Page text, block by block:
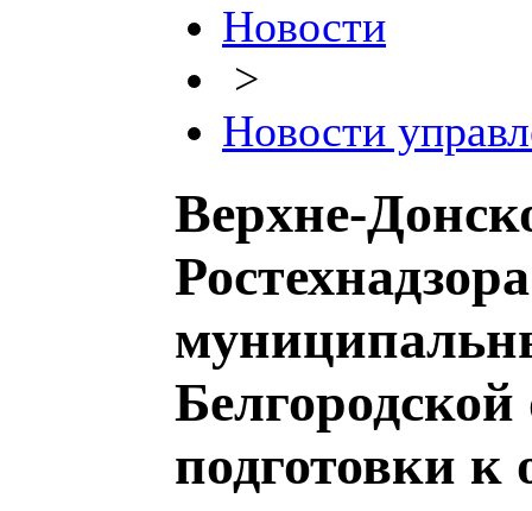
Новости
>
Новости
Верхне-
подготовки к